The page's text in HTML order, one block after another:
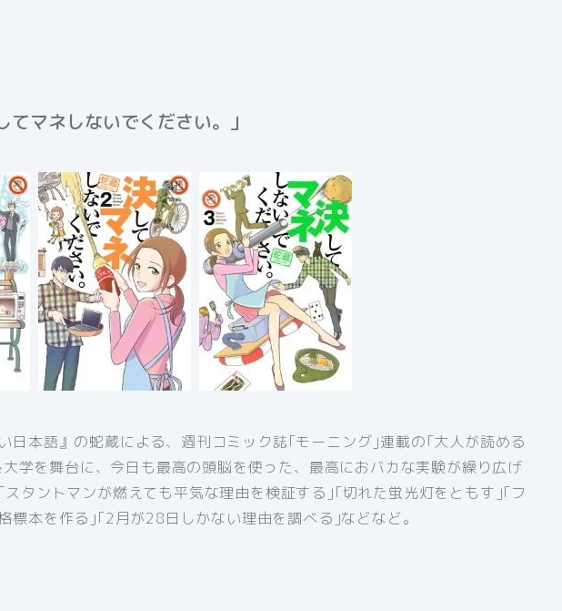
マネしないでください。」
日本語』の蛇蔵による、週刊コミック誌｢モーニング｣連載の｢大人が読める
学を舞台に、今日も最高の頭脳を使った、最高におバカな実験が繰り広げ
スタントマンが燃えても平気な理由を検証する｣｢切れた蛍光灯をともす｣｢フ
標本を作る｣｢2月が28日しかない理由を調べる｣などなど。